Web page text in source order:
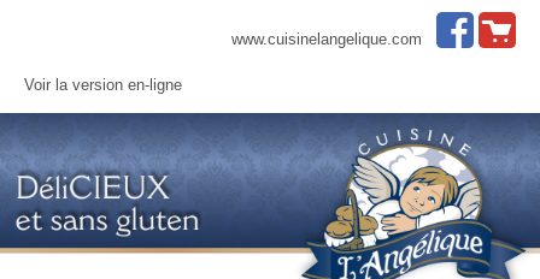
www.cuisinelangelique.com
Voir la version en-ligne